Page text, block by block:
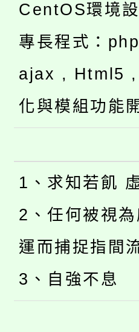
CentOS環境
專長程式：
ajax , Html5
化與模組功能
1、求知若飢
2、任何被視
運而捕捉指間
3、自強不息